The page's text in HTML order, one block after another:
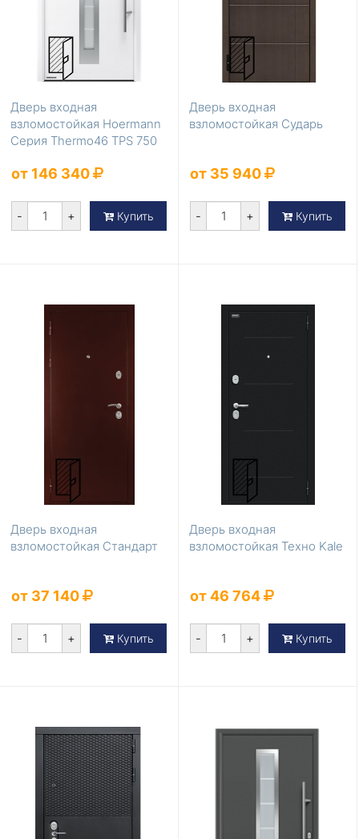
Дверь входная
взломостойкая Hoermann
Серия Thermo46 TPS 750
от 146 340
- + Купить
Дверь входная
взломостойкая Сударь
от 35 940
- + Купить
Дверь входная
взломостойкая Стандарт
от 37 140
- + Купить
Дверь входная
взломостойкая Техно Kale
от 46 764
- + Купить